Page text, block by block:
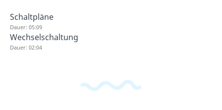
Schaltpläne
Dauer: 05:09
Wechselschaltung
Dauer: 02:04